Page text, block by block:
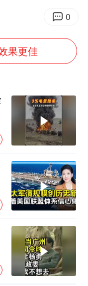
深色蛋糕”
985博士后被曝在妻子孕期出轨后续
0
果更佳